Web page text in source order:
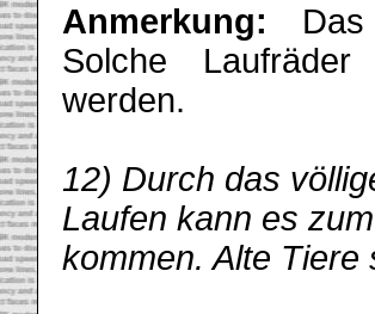
Anmerkung: Das
Solche
werden.
12) Durch das
Laufen kann es
kommen. Alte Tiere